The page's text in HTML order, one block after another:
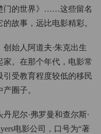
门的世界》……这些留名
故事，远比电影精彩。
始人阿道夫·朱克出生
。在那个年代，电影常
受教育程度较低的移民
圈子。
尼尔·弗罗曼和查尔斯·
电影公司，口号为“著